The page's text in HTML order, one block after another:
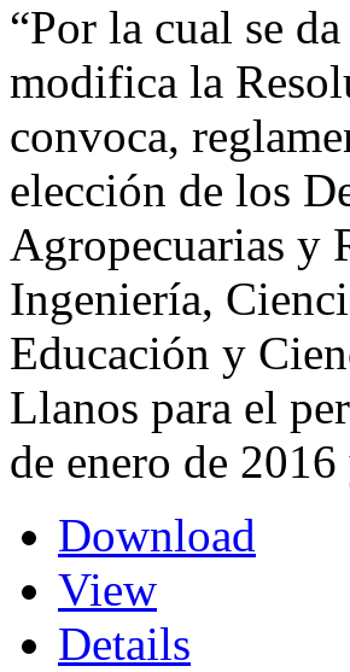
“Por la cual se
modifica la
convoca,
elección de los
Agropecuarias y
Ingeniería,
Educación y
Llanos para el
de enero de
Download
View
Details